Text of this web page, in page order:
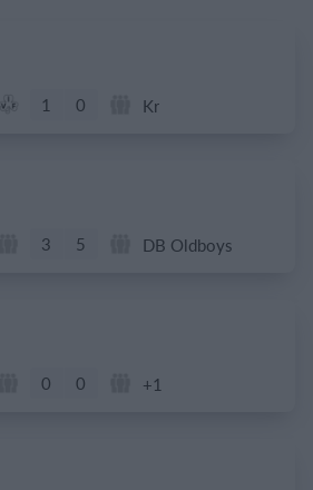
1 0 Kr
3 5 DB Oldboys
0 0 +1